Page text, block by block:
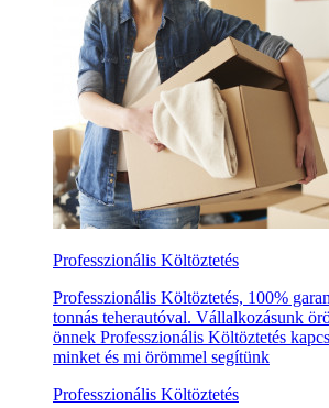
Professzionális Költöztetés
Professzionális Költöztetés, 100%
tonnás teherautóval. Vállalkozásunk
önnek Professzionális Költöztetés
minket és mi örömmel segítünk
Professzionális Költöztetés